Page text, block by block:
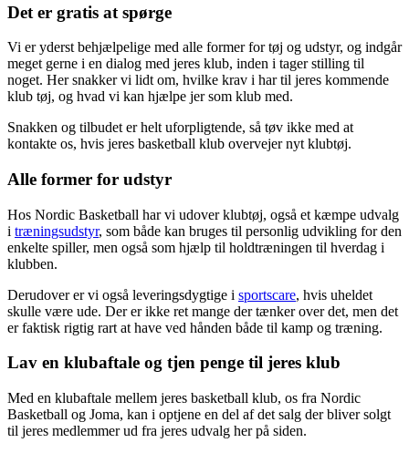
Det er gratis at spørge
Vi er yderst behjælpelige med alle former for tøj og udstyr, og indgår
meget gerne i en dialog med jeres klub, inden i tager stilling til
noget. Her snakker vi lidt om, hvilke krav i har til jeres kommende
klub tøj, og hvad vi kan hjælpe jer som klub med.
Snakken og tilbudet er helt uforpligtende, så tøv ikke med at
kontakte os, hvis jeres basketball klub overvejer nyt klubtøj.
Alle former for udstyr
Hos Nordic Basketball har vi udover klubtøj, også et kæmpe udvalg
i træningsudstyr, som både kan bruges til personlig udvikling for den
enkelte spiller, men også som hjælp til holdtræningen til hverdag i
klubben.
Derudover er vi også leveringsdygtige i sportscare, hvis uheldet
skulle være ude. Der er ikke ret mange der tænker over det, men det
er faktisk rigtig rart at have ved hånden både til kamp og træning.
Lav en klubaftale og tjen penge til jeres klub
Med en klubaftale mellem jeres basketball klub, os fra Nordic
Basketball og Joma, kan i optjene en del af det salg der bliver solgt
til jeres medlemmer ud fra jeres udvalg her på siden.